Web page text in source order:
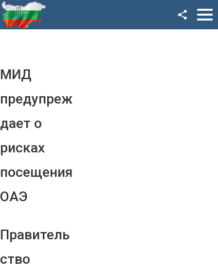
МИД
предупреж
дает о
рисках
посещения
ОАЭ
Правитель
ство